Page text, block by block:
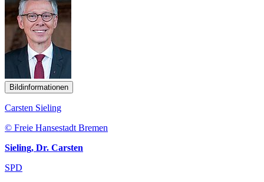
Bildinformationen
Carsten Sieling
© Freie Hansestadt Bremen
Sieling, Dr. Carsten
SPD